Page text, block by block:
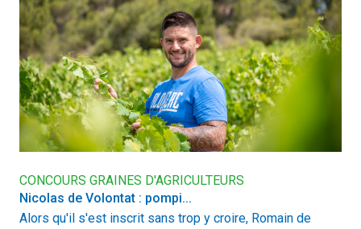
CONCOURS GRAINES D'AGRICULTEURS
Nicolas de Volontat : pompi...
Alors qu'il s'est inscrit sans trop y croire, Romain de